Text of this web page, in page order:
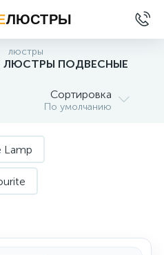
ЛЮСТРЫ
люстры
ЛЮСТРЫ ПОДВЕСНЫЕ
Сортировка
По умолчанию
Lamp
Light